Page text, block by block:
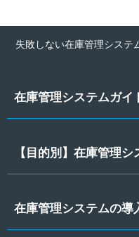
失敗しない在庫管理システ
在庫管理システムガイ
【目的別】在庫管理
在庫管理システムの導